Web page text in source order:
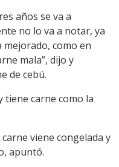
años se va a
no lo va a notar, ya
mejorado, como en
mala”, dijo y
de cebú.
tiene carne como la
viene congelada y
apuntó.